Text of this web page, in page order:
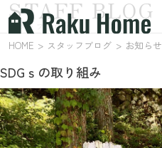
スタッフブログ
STAFF BLOG
HOME スタッフブログ お知らせ
SDGｓの取り組み